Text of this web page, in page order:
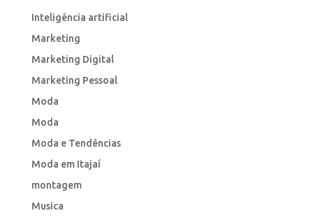
Inteligência artificial
Marketing
Marketing Digital
Marketing Pessoal
Moda
Moda
Moda e Tendências
Moda em Itajaí
montagem
Musica